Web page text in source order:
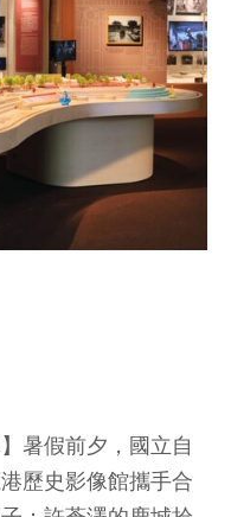
暑假前夕，國立自
歷史影像館攜手合